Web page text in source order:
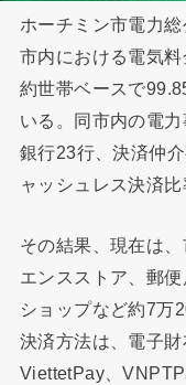
ホーチミン市電力
市内における電気
約世帯ベースで
いる。同市内の電
銀行23行、決済仲
ャッシュレス決済比
その結果、現在は
エンスストア、郵
ショップなど約7万
決済方法は、電子財
ViettetPay、